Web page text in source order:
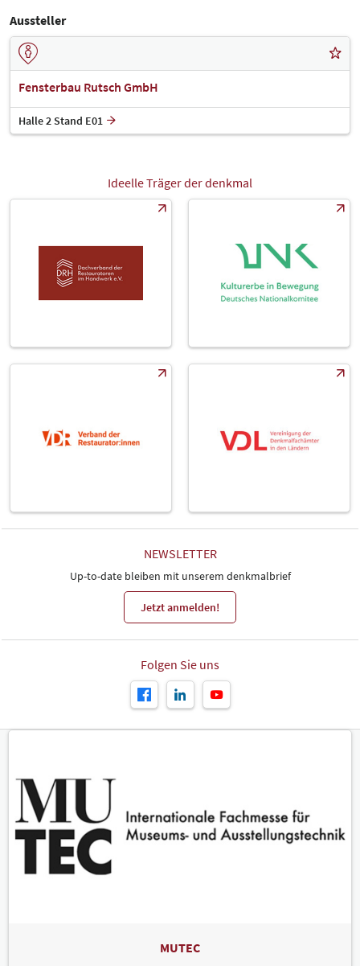
Aussteller
Fensterbau Rutsch GmbH
Halle 2 Stand E01
Ideelle Träger der denkmal
NEWSLETTER
Up-to-date bleiben mit unserem denkmalbrief
Jetzt anmelden!
Folgen Sie uns
MUTEC